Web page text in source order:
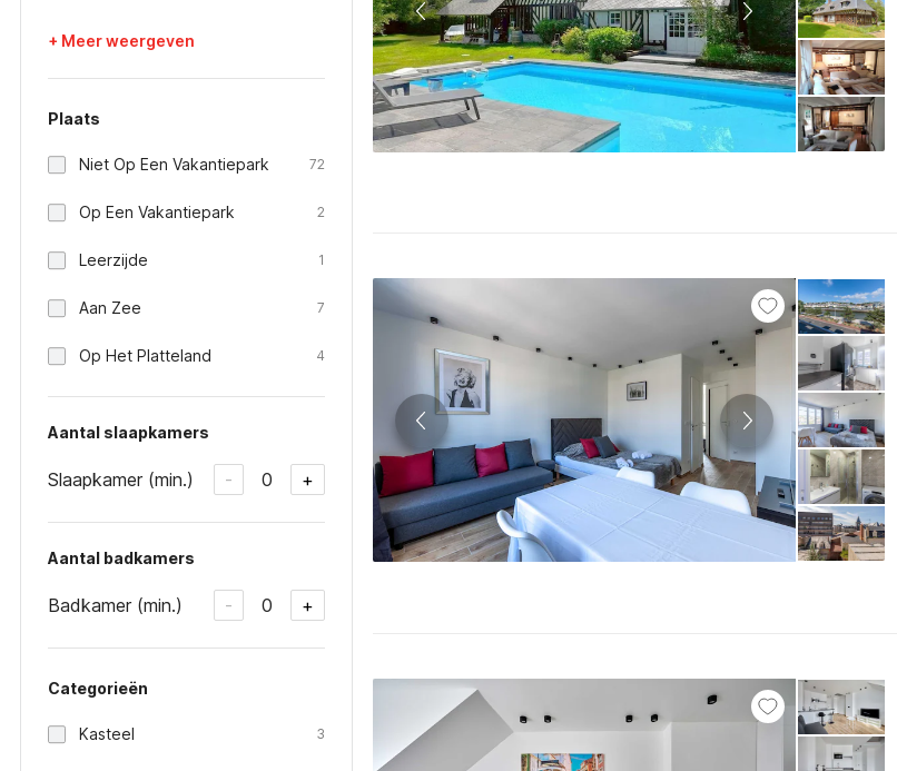
+ Meer weergeven
Plaats
Niet Op Een Vakantiepark 72
Op Een Vakantiepark 2
Leerzijde 1
Aan Zee 7
Op Het Platteland 4
Aantal slaapkamers
Slaapkamer (min.) - 0 +
Aantal badkamers
Badkamer (min.) - 0 +
Categorieën
Kasteel 3